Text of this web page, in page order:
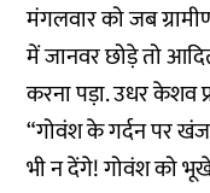
मंगलवार को जब
में जानवर छोड़े तो
करना पड़ा. उधर केशव
“गोवंश के गर्दन पर
भी न देंगे! गोवंश को